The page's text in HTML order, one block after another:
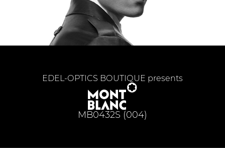
MB0432S (004)
EDEL-OPTICS BOUTIQUE presents